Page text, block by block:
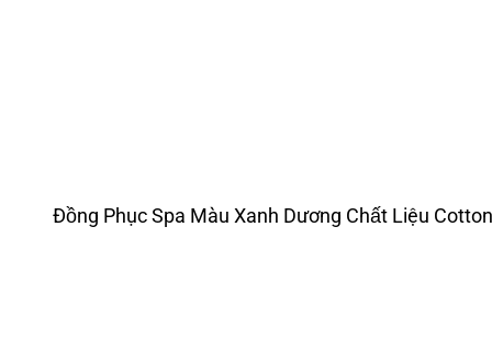
Đồng Phục Spa Màu Xanh Dương Chất Liệu